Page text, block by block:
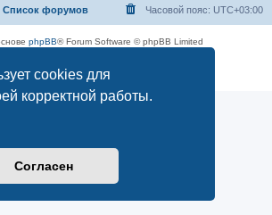
cookies для
корректной работы.
Согласен
Список форумов Часовой пояс: UTC+03:00
phpBB® Forum Software © phpBB Limited
Конфиденциальность|Правила